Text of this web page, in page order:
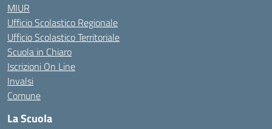
MIUR
Ufficio Scolastico Regionale
Ufficio Scolastico Territoriale
Scuola in Chiaro
Iscrizioni On Line
Invalsi
Comune
La Scuola